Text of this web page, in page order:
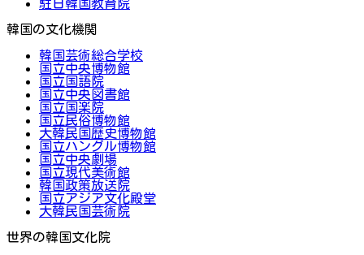
駐日韓国教育院
韓国の文化機関
韓国芸術総合学校
国立中央博物館
国立国語院
国立中央図書館
国立国楽院
国立民俗博物館
大韓民国歴史博物館
国立ハングル博物館
国立中央劇場
国立現代美術館
韓国政策放送院
国立アジア文化殿堂
大韓民国芸術院
世界の韓国文化院